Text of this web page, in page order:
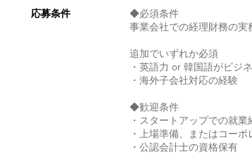
応募条件
◆必須条件
事業会社での経理財務の実
追加でいずれか必須
・英語力 or 韓国語がビジ
・海外子会社対応の経験
◆歓迎条件
・スタートアップでの就業
・上場準備、またはコー
・公認会計士の資格保有